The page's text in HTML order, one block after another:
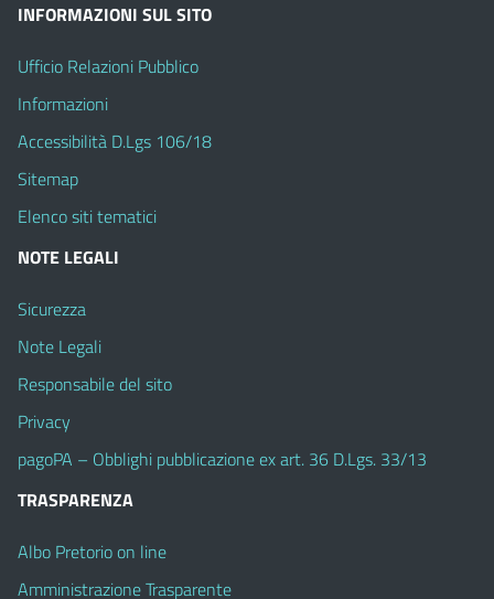
INFORMAZIONI SUL SITO
Ufficio Relazioni Pubblico
Informazioni
Accessibilità D.Lgs 106/18
Sitemap
Elenco siti tematici
NOTE LEGALI
Sicurezza
Note Legali
Responsabile del sito
Privacy
pagoPA – Obblighi pubblicazione ex art. 36 D.Lgs. 33/13
TRASPARENZA
Albo Pretorio on line
Amministrazione Trasparente